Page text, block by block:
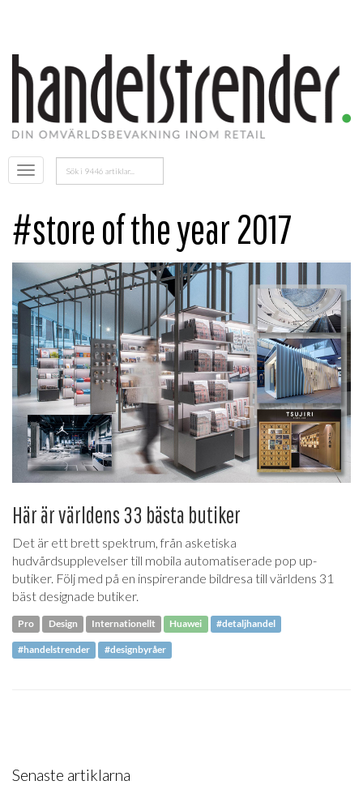
Öppna
menyn
Sök
efter:
#store of the year 2017
Här är världens 33 bästa butiker
Det är ett brett spektrum, från asketiska
hudvårdsupplevelser till mobila automatiserade pop up-
butiker. Följ med på en inspirerande bildresa till världens 31
bäst designade butiker.
Pro Design Internationellt Huawei #detaljhandel
#handelstrender #designbyråer
Senaste artiklarna